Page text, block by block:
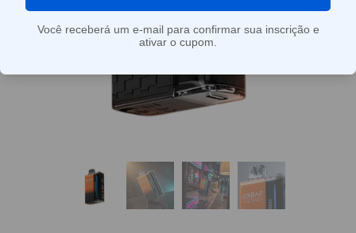
Você receberá um e-mail para confirmar sua inscrição e
ativar o cupom.